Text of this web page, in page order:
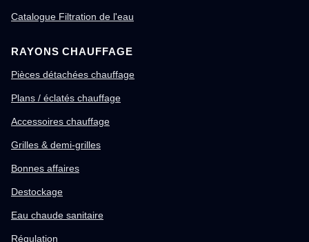
Catalogue Filtration de l'eau
RAYONS CHAUFFAGE
Pièces détachées chauffage
Plans / éclatés chauffage
Accessoires chauffage
Grilles & demi-grilles
Bonnes affaires
Destockage
Eau chaude sanitaire
Régulation